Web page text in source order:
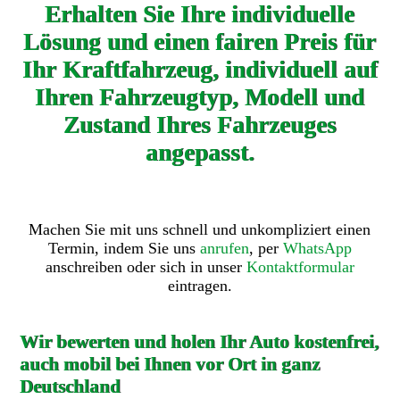
Erhalten Sie Ihre individuelle
Lösung und einen fairen Preis für
Ihr Kraftfahrzeug, individuell auf
Ihren Fahrzeugtyp, Modell und
Zustand Ihres Fahrzeuges
angepasst.
Machen Sie mit uns schnell und unkompliziert einen
Termin, indem Sie uns anrufen, per WhatsApp
anschreiben oder sich in unser Kontaktformular
eintragen.
Wir bewerten und holen Ihr Auto kostenfrei,
auch mobil bei Ihnen vor Ort in ganz
Deutschland